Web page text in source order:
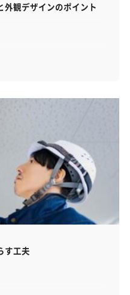
外観デザインのポイント
す工夫